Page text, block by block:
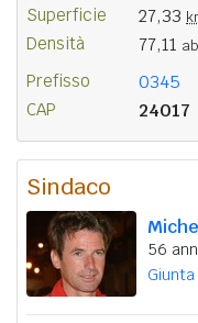
Superficie 27,33
Densità 77,11
Prefisso 0345
CAP 24017
Sindaco
56